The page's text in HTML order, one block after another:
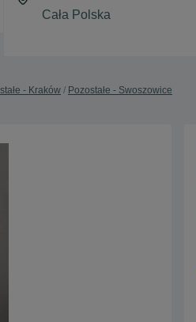
- Kraków Pozostałe - Swoszowice